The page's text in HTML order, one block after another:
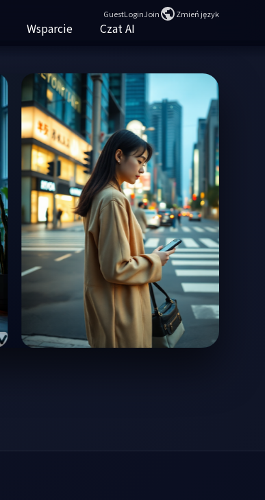
Wsparcie Czat AI
GuestLoginJoin Zmień język